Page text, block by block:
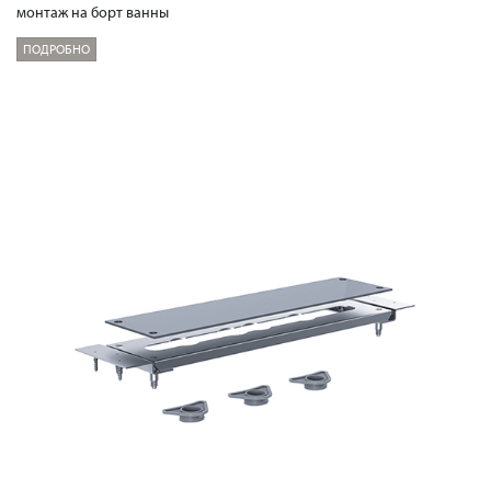
монтаж на борт ванны
ПОДРОБНО